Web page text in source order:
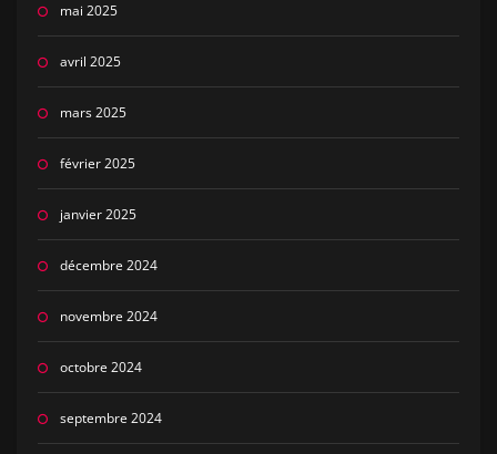
mai 2025
avril 2025
mars 2025
février 2025
janvier 2025
décembre 2024
novembre 2024
octobre 2024
septembre 2024